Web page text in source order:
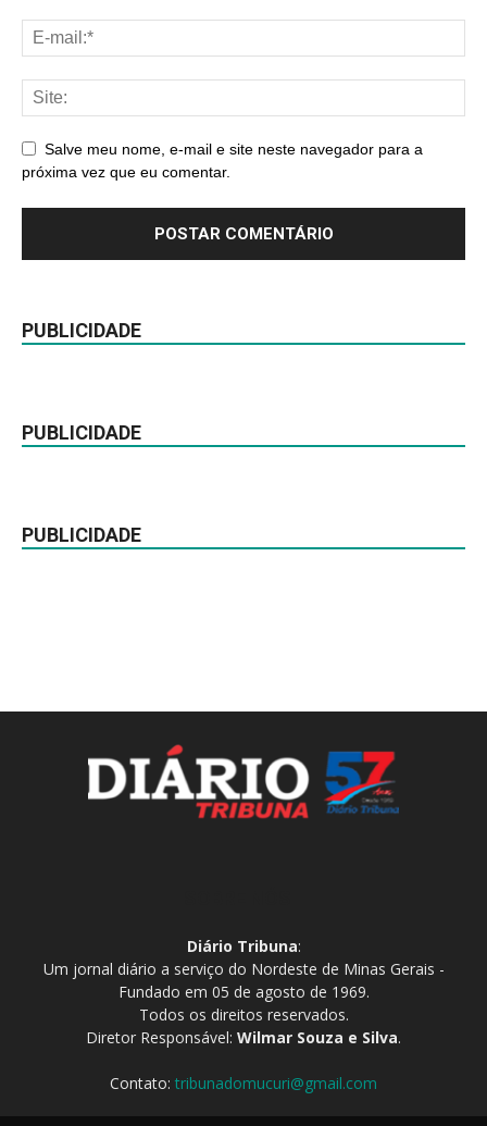
Salve meu nome, e-mail e site neste navegador para a
próxima vez que eu comentar.
PUBLICIDADE
PUBLICIDADE
PUBLICIDADE
Diário Tribuna:
Um jornal diário a serviço do Nordeste de Minas Gerais -
Fundado em 05 de agosto de 1969.
Todos os direitos reservados.
Diretor Responsável: Wilmar Souza e Silva.
Contato: tribunadomucuri@gmail.com